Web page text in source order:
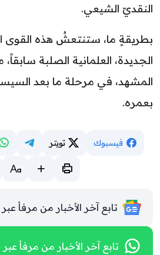
النقديّ الشيعي.
بطريقةٍ ما، ستنتعشُ هذه القوى
الجديدة، العلمانية الصلبة
المشهد، في مرحلة ما بعد
بعمره.
فيسبوك تويتر
تابع آخر الأخبار من مرفأ عبر Google News
تابع آخر الأخبار من مرفأ عبر WhatsApp